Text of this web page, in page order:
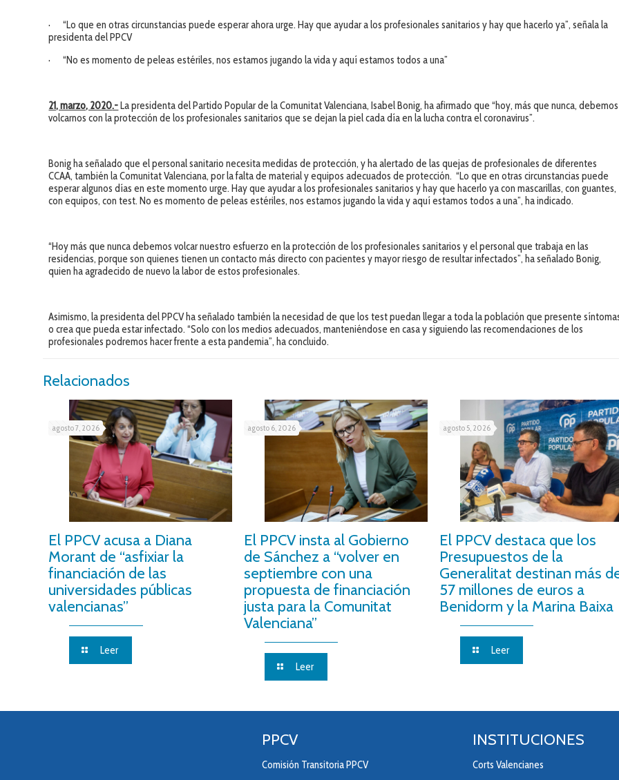
· “Lo que en otras circunstancias puede esperar ahora urge. Hay que ayudar a los profesionales sanitarios y hay que hacerlo ya”, señala la
presidenta del PPCV
· “No es momento de peleas estériles, nos estamos jugando la vida y aquí estamos todos a una”
21, marzo, 2020.- La presidenta del Partido Popular de la Comunitat Valenciana, Isabel Bonig, ha afirmado que “hoy, más que nunca, debemos
volcarnos con la protección de los profesionales sanitarios que se dejan la piel cada día en la lucha contra el coronavirus”.
Bonig ha señalado que el personal sanitario necesita medidas de protección, y ha alertado de las quejas de profesionales de diferentes
CCAA, también la Comunitat Valenciana, por la falta de material y equipos adecuados de protección. “Lo que en otras circunstancias puede
esperar algunos días en este momento urge. Hay que ayudar a los profesionales sanitarios y hay que hacerlo ya con mascarillas, con guantes,
con equipos, con test. No es momento de peleas estériles, nos estamos jugando la vida y aquí estamos todos a una”, ha indicado.
“Hoy más que nunca debemos volcar nuestro esfuerzo en la protección de los profesionales sanitarios y el personal que trabaja en las
residencias, porque son quienes tienen un contacto más directo con pacientes y mayor riesgo de resultar infectados”, ha señalado Bonig,
quien ha agradecido de nuevo la labor de estos profesionales.
Asimismo, la presidenta del PPCV ha señalado también la necesidad de que los test puedan llegar a toda la población que presente
o crea que pueda estar infectado. “Solo con los medios adecuados, manteniéndose en casa y siguiendo las recomendaciones de los
profesionales podremos hacer frente a esta pandemia”, ha concluido.
Relacionados
agosto 7, 2026
El PPCV acusa a Diana
Morant de “asfixiar la
financiación de las
universidades públicas
valencianas”
Leer
agosto 6, 2026
El PPCV insta al Gobierno
de Sánchez a “volver en
septiembre con una
propuesta de financiación
justa para la Comunitat
Valenciana”
Leer
agosto 5, 2026
El PPCV destaca que los
Presupuestos de la
Generalitat destinan más
57 millones de euros a
Benidorm y la Marina Baixa
Leer
PPCV
Comisión Transitoria PPCV
INSTITUCIONES
Corts Valencianes